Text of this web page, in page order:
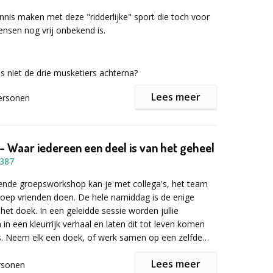
informatie of een vrijbljvende offerte het
in!
maken met deze "ridderlijke" sport die toch voor
nog vrij onbekend is.
niet de drie musketiers achterna?
wordt er een basisuitrusting voorzien: een
Lees meer
Waar iedereen een deel is van het geheel
groepsworkshop kan je met collega's, het team
vrienden doen. De hele namiddag is de enige
doek. In een geleidde sessie worden jullie
een kleurrijk verhaal en laten dit tot leven komen
Neem elk een doek, of werk samen op een zelfde
Lees meer